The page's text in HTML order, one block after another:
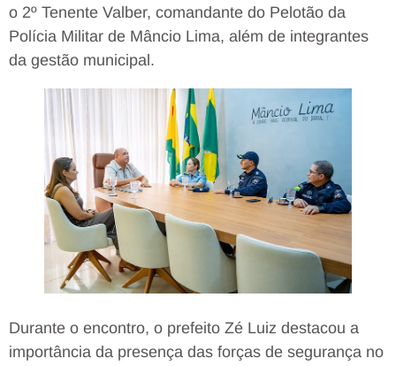
o 2º Tenente Valber, comandante do Pelotão da
Polícia Militar de Mâncio Lima, além de integrantes
da gestão municipal.
Durante o encontro, o prefeito Zé Luiz destacou a
importância da presença das forças de segurança no